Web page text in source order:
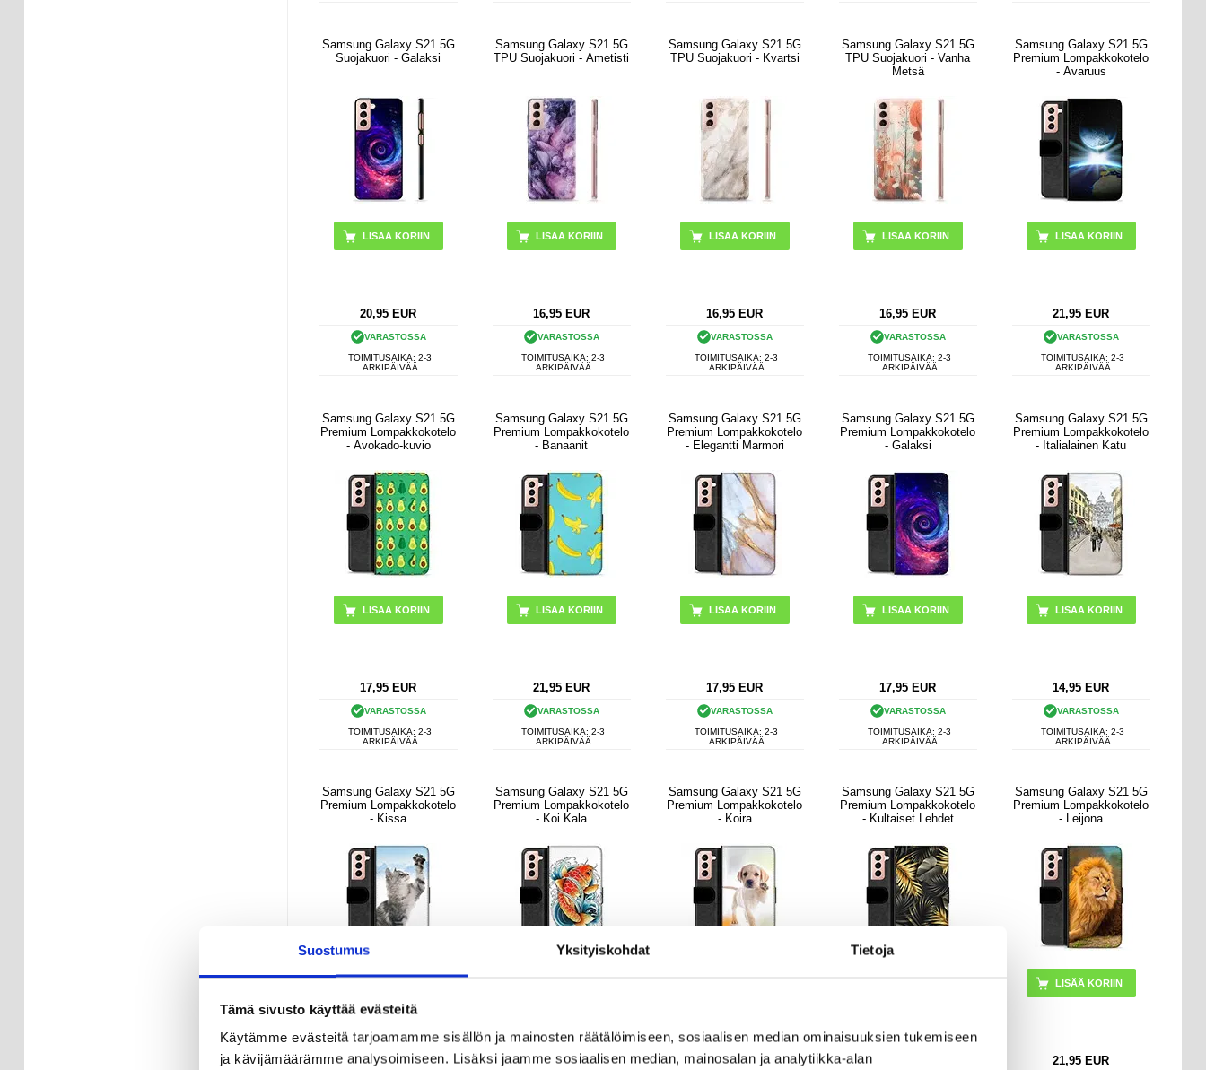
Suostumus Yksityiskohdat Tietoja
Tämä sivusto käyttää evästeitä
Käytämme evästeitä tarjoamamme sisällön ja mainosten räätälöimiseen, sosiaalisen median ominaisuuksien tukemiseen
ja kävijämäärämme analysoimiseen. Lisäksi jaamme sosiaalisen median, mainosalan ja analytiikka-alan
Samsung Galaxy S21 5G
Suojakuori - Galaksi
20,95 EUR
VARASTOSSA
TOIMITUSAIKA: 2-3
ARKIPÄIVÄÄ
Samsung Galaxy S21 5G
TPU Suojakuori - Ametisti
16,95 EUR
VARASTOSSA
TOIMITUSAIKA: 2-3
ARKIPÄIVÄÄ
Samsung Galaxy S21 5G
TPU Suojakuori - Kvartsi
16,95 EUR
VARASTOSSA
TOIMITUSAIKA: 2-3
ARKIPÄIVÄÄ
Samsung Galaxy S21 5G
TPU Suojakuori - Vanha
Metsä
16,95 EUR
VARASTOSSA
TOIMITUSAIKA: 2-3
ARKIPÄIVÄÄ
Samsung Galaxy S21 5G
Premium Lompakkokotelo
- Avaruus
21,95 EUR
VARASTOSSA
TOIMITUSAIKA: 2-3
ARKIPÄIVÄÄ
Samsung Galaxy S21 5G
Premium Lompakkokotelo
- Avokado-kuvio
17,95 EUR
VARASTOSSA
TOIMITUSAIKA: 2-3
ARKIPÄIVÄÄ
Samsung Galaxy S21 5G
Premium Lompakkokotelo
- Banaanit
21,95 EUR
VARASTOSSA
TOIMITUSAIKA: 2-3
ARKIPÄIVÄÄ
Samsung Galaxy S21 5G
Premium Lompakkokotelo
- Elegantti Marmori
17,95 EUR
VARASTOSSA
TOIMITUSAIKA: 2-3
ARKIPÄIVÄÄ
Samsung Galaxy S21 5G
Premium Lompakkokotelo
- Galaksi
17,95 EUR
VARASTOSSA
TOIMITUSAIKA: 2-3
ARKIPÄIVÄÄ
Samsung Galaxy S21 5G
Premium Lompakkokotelo
- Italialainen Katu
14,95 EUR
VARASTOSSA
TOIMITUSAIKA: 2-3
ARKIPÄIVÄÄ
Samsung Galaxy S21 5G
Premium Lompakkokotelo
- Kissa
21,95 EUR
Samsung Galaxy S21 5G
Premium Lompakkokotelo
- Koi Kala
18,95 EUR
Samsung Galaxy S21 5G
Premium Lompakkokotelo
- Koira
21,95 EUR
Samsung Galaxy S21 5G
Premium Lompakkokotelo
- Kultaiset Lehdet
Samsung Galaxy S21 5G
Premium Lompakkokotelo
- Leijona
21,95 EUR